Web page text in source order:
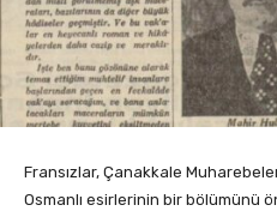
Fransızlar, Çanakkale
Osmanlı esirlerinin bir bölümünü